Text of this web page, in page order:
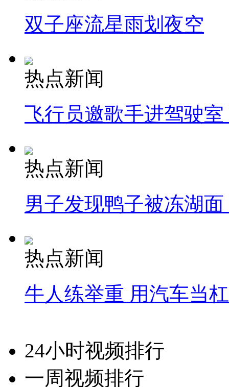
双子座流星雨划夜空
热点新闻
飞行员邀歌手进驾驶
热点新闻
男子发现鸭子被冻湖
热点新闻
牛人练举重 用汽车当
24小时视频排行
一周视频排行